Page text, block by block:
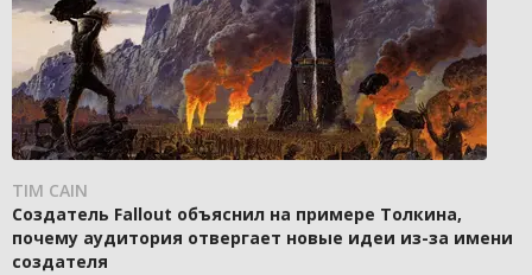
TIM CAIN
Создатель Fallout объяснил на примере Толкина,
почему аудитория отвергает новые идеи из-за имени
создателя